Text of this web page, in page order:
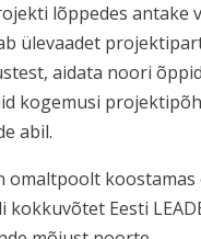
lõppedes antake
ülevaadet
aidata noori
kogemusi
abil.
omaltpoolt koostamas
Eesti